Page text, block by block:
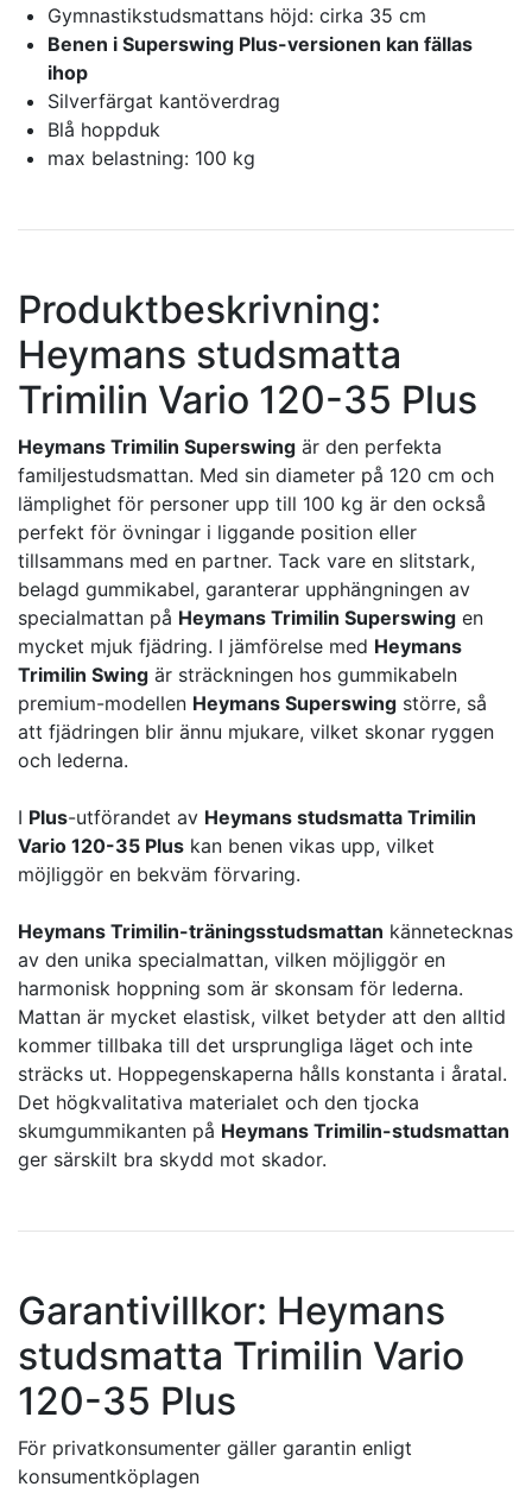
Gymnastikstudsmattans höjd: cirka 35 cm
Benen i Superswing Plus-versionen kan fällas
ihop
Silverfärgat kantöverdrag
Blå hoppduk
max belastning: 100 kg
Produktbeskrivning:
Heymans studsmatta
Trimilin Vario 120-35 Plus
Heymans Trimilin Superswing är den perfekta
familjestudsmattan. Med sin diameter på 120 cm och
lämplighet för personer upp till 100 kg är den också
perfekt för övningar i liggande position eller
tillsammans med en partner. Tack vare en slitstark,
belagd gummikabel, garanterar upphängningen av
specialmattan på Heymans Trimilin Superswing en
mycket mjuk fjädring. I jämförelse med Heymans
Trimilin Swing är sträckningen hos gummikabeln
premium-modellen Heymans Superswing större, så
att fjädringen blir ännu mjukare, vilket skonar ryggen
och lederna.
I Plus-utförandet av Heymans studsmatta Trimilin
Vario 120-35 Plus kan benen vikas upp, vilket
möjliggör en bekväm förvaring.
Heymans Trimilin-träningsstudsmattan kännetecknas
av den unika specialmattan, vilken möjliggör en
harmonisk hoppning som är skonsam för lederna.
Mattan är mycket elastisk, vilket betyder att den alltid
kommer tillbaka till det ursprungliga läget och inte
sträcks ut. Hoppegenskaperna hålls konstanta i åratal.
Det högkvalitativa materialet och den tjocka
skumgummikanten på Heymans Trimilin-studsmattan
ger särskilt bra skydd mot skador.
Garantivillkor: Heymans
studsmatta Trimilin Vario
120-35 Plus
För privatkonsumenter gäller garantin enligt
konsumentköplagen